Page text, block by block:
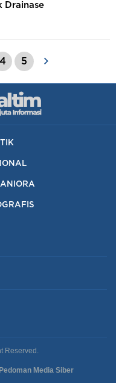
Drainase
4 5
Reserved.
Pedoman Media Siber